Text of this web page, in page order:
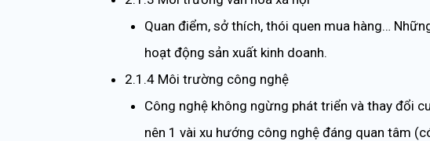
Quan điểm, sở thích, thói quen mua hàng…
hoạt động sản xuất kinh doanh.
2.1.4 Môi trường công nghệ
Công nghệ không ngừng phát triển và thay đổi
nên 1 vài xu hướng công nghệ đáng quan tâm